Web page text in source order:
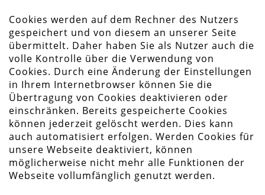
Cookies werden auf dem Rechner des Nutzers
gespeichert und von diesem an unserer Seite
übermittelt. Daher haben Sie als Nutzer auch die
volle Kontrolle über die Verwendung von
Cookies. Durch eine Änderung der Einstellungen
in Ihrem Internetbrowser können Sie die
Übertragung von Cookies deaktivieren oder
einschränken. Bereits gespeicherte Cookies
können jederzeit gelöscht werden. Dies kann
auch automatisiert erfolgen. Werden Cookies für
unsere Webseite deaktiviert, können
möglicherweise nicht mehr alle Funktionen der
Webseite vollumfänglich genutzt werden.